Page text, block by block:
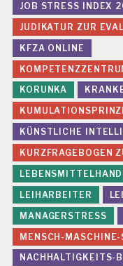
T
S
S
C
H
U
T
Z
H
Ä
U
FI
G
K
EI
T
D
E
R
JOB STRESS INDEX
JUDIKATUR ZUR
KFZA ONLINE
KORUNKA
KÜNSTLICHE
KURZFRAGEBOGEN
LEIHARBEITER
MANAGERSTRESS
MENSCH-MASCHINE-
NACHHALTIGKEITS-